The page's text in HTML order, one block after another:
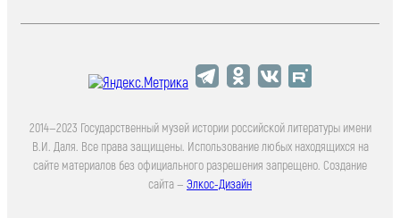
2014—2023 Государственный музей истории российской литературы имени
В.И. Даля. Все права защищены. Использование любых находящихся на
сайте материалов без официального разрешения запрещено. Создание
сайта — Элкос-Дизайн